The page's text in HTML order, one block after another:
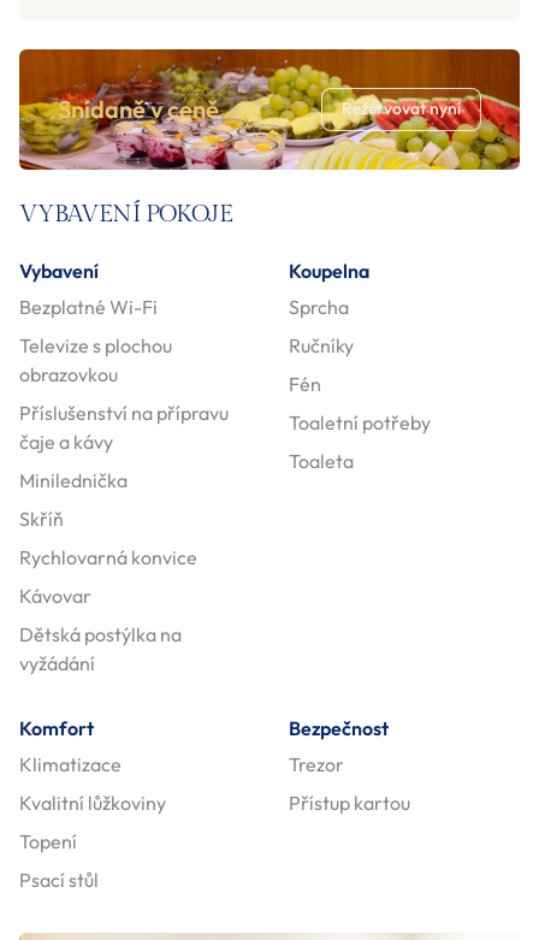
Snídaně v ceně Rezervovat nyní
VYBAVENÍ POKOJE
Vybavení
Bezplatné Wi-Fi
Televize s plochou
obrazovkou
Příslušenství na přípravu
čaje a kávy
Minilednička
Skříň
Rychlovarná konvice
Kávovar
Dětská postýlka na
vyžádání
Koupelna
Sprcha
Ručníky
Fén
Toaletní potřeby
Toaleta
Komfort
Klimatizace
Kvalitní lůžkoviny
Topení
Psací stůl
Bezpečnost
Trezor
Přístup kartou